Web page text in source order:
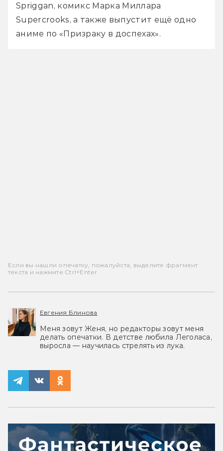
Spriggan, комикс Марка Миллара
Supercrooks, а также выпустит ещё одно
аниме по «Призраку в доспехах».
Если вы нашли опечатку, пожалуйста, выделите фрагмент
текста и нажмите Ctrl+Enter.
Евгения Блинова
Меня зовут Женя, но редакторы зовут меня
делать опечатки. В детстве любила Леголаса,
выросла — научилась стрелять из лука.